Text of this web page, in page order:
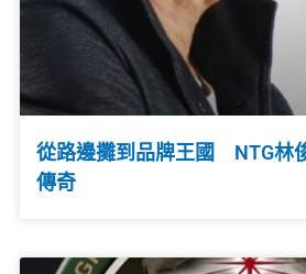
從路邊攤到品牌王國 NTG林
傳奇